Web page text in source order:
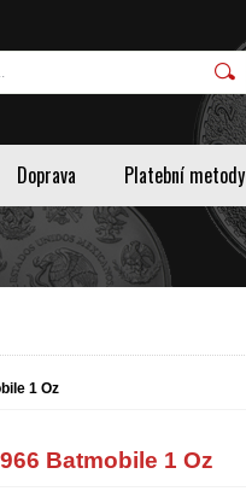
Doprava Platební metody
1 Oz
Batmobile 1 Oz